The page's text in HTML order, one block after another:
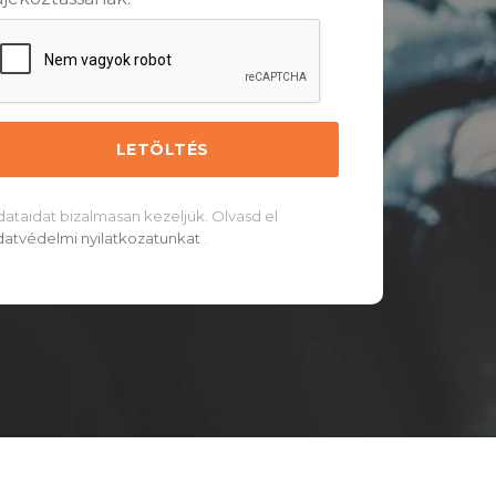
bizalmasan kezeljük. Olvasd el
nyilatkozatunkat